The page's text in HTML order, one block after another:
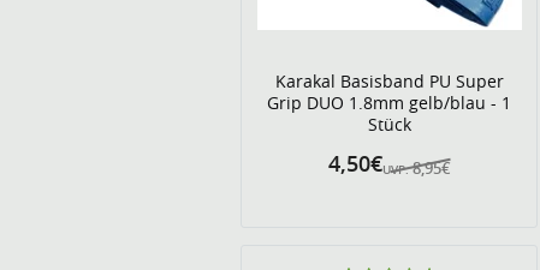
Karakal Basisband PU Super
Grip DUO 1.8mm gelb/blau - 1
Stück
UVP: 8,95€
4,50€